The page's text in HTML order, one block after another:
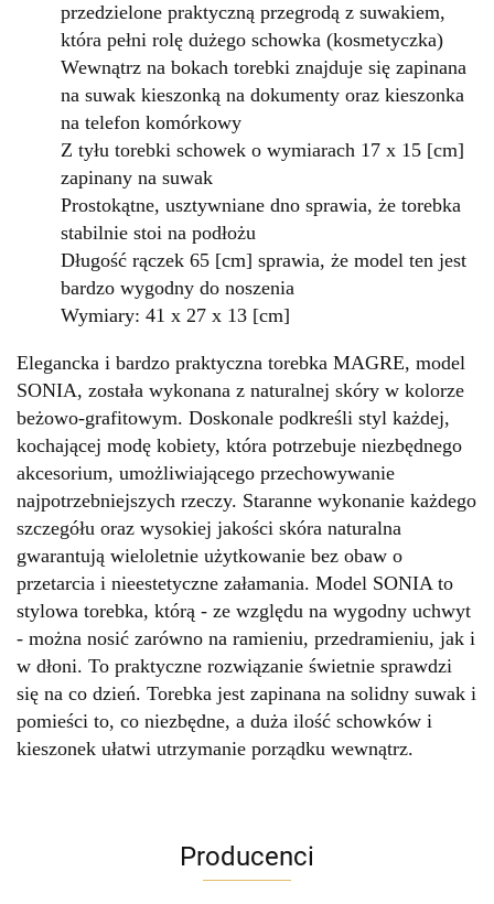
przedzielone praktyczną przegrodą z suwakiem,
która pełni rolę dużego schowka (kosmetyczka)
Wewnątrz na bokach torebki znajduje się zapinana
na suwak kieszonką na dokumenty oraz kieszonka
na telefon komórkowy
Z tyłu torebki schowek o wymiarach 17 x 15 [cm]
zapinany na suwak
Prostokątne, usztywniane dno sprawia, że torebka
stabilnie stoi na podłożu
Długość rączek 65 [cm] sprawia, że model ten jest
bardzo wygodny do noszenia
Wymiary: 41 x 27 x 13 [cm]
Elegancka i bardzo praktyczna torebka MAGRE, model
SONIA, została wykonana z naturalnej skóry w kolorze
beżowo-grafitowym. Doskonale podkreśli styl każdej,
kochającej modę kobiety, która potrzebuje niezbędnego
akcesorium, umożliwiającego przechowywanie
najpotrzebniejszych rzeczy. Staranne wykonanie każdego
szczegółu oraz wysokiej jakości skóra naturalna
gwarantują wieloletnie użytkowanie bez obaw o
przetarcia i nieestetyczne załamania. Model SONIA to
stylowa torebka, którą - ze względu na wygodny uchwyt
- można nosić zarówno na ramieniu, przedramieniu, jak i
w dłoni. To praktyczne rozwiązanie świetnie sprawdzi
się na co dzień. Torebka jest zapinana na solidny suwak i
pomieści to, co niezbędne, a duża ilość schowków i
kieszonek ułatwi utrzymanie porządku wewnątrz.
Producenci